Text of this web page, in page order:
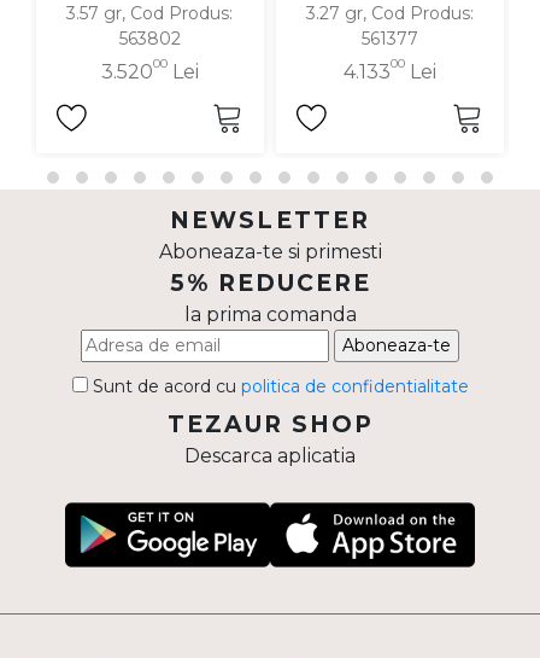
3.57 gr, Cod Produs:
563802
3.52000Lei
3.27 gr, Cod Produs:
561377
4.13300Lei
NEWSLETTER
Aboneaza-te si primesti
5% REDUCERE
la prima comanda
Aboneaza-te
Sunt de acord cu politica de confidentialitate
TEZAUR SHOP
Descarca aplicatia